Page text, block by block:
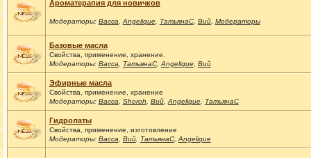
Ароматерапия для новичков
Модераторы: Васса Angelique, ТатьянаС, Вий, Модераторы
Базовые масла
Свойства, применение, хранение.
Модераторы: Васса ТатьянаС, Angelique, Вий
Эфирные масла
Свойства, применение, хранение
Модераторы: Васса Shoroh Вий, Angelique, ТатьянаС
Гидролаты
Свойства, применение, изготовление
Модераторы: Васса Вий, ТатьянаС, Angelique